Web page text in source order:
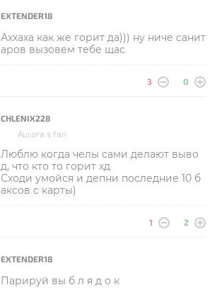
EXTENDER18
Аххаха как же горит да))) ну ниче санит
аров вызовем тебе щас
3 0
CHLENIX228
Aurora s fan
Люблю когда челы сами делают выво
д, что кто то горит хд
Сходи умойся и депни последние 10 б
аксов с карты)
1 2
EXTENDER18
Парируй вы б л я д о к